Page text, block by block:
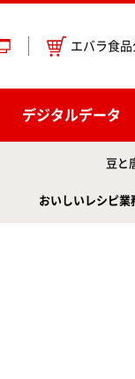
デジタルデータ
エバラ食品
豆と
おいしいレシピ業